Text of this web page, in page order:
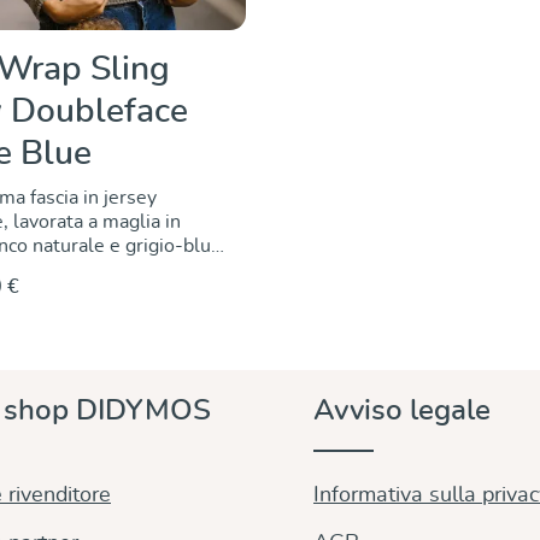
Sling
Doubleface
Blue
fascia in jersey
lavorata a maglia in
naturale e grigio-blu
Il fascino del
elastico, si
pur offrendo un
Può essere
e offre
€
DIDYMOS
rivenditore
Avviso legale
Informativa sulla